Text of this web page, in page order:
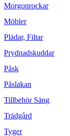
Morgonrockar
Möbler
Plädar, Filtar
Prydnadskuddar
Påsk
Påslakan
Tillbehör Säng
Trädgård
Tyger